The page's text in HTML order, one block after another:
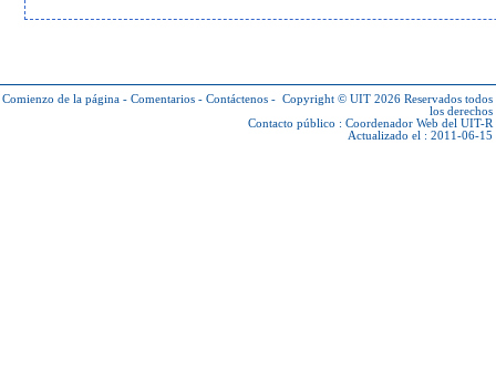
Comienzo de la página - Comentarios - Contáctenos - Copyright © UIT 2026 Reservados todos
los derechos
Contacto público : Coordenador Web del UIT-R
Actualizado el : 2011-06-15